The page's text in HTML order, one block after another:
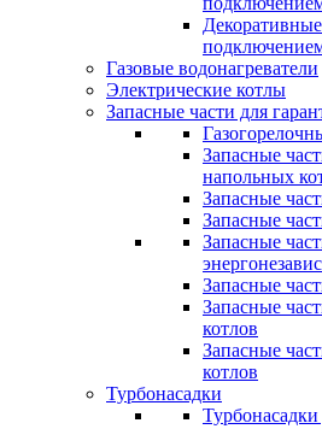
Газовые водонагреватели
Электрические котлы
Запасные части для
Запасные
напольных
Запасные
Запасные
Запасные
Запасные
Запасные
котлов
Запасные
котлов
Турбонасадки